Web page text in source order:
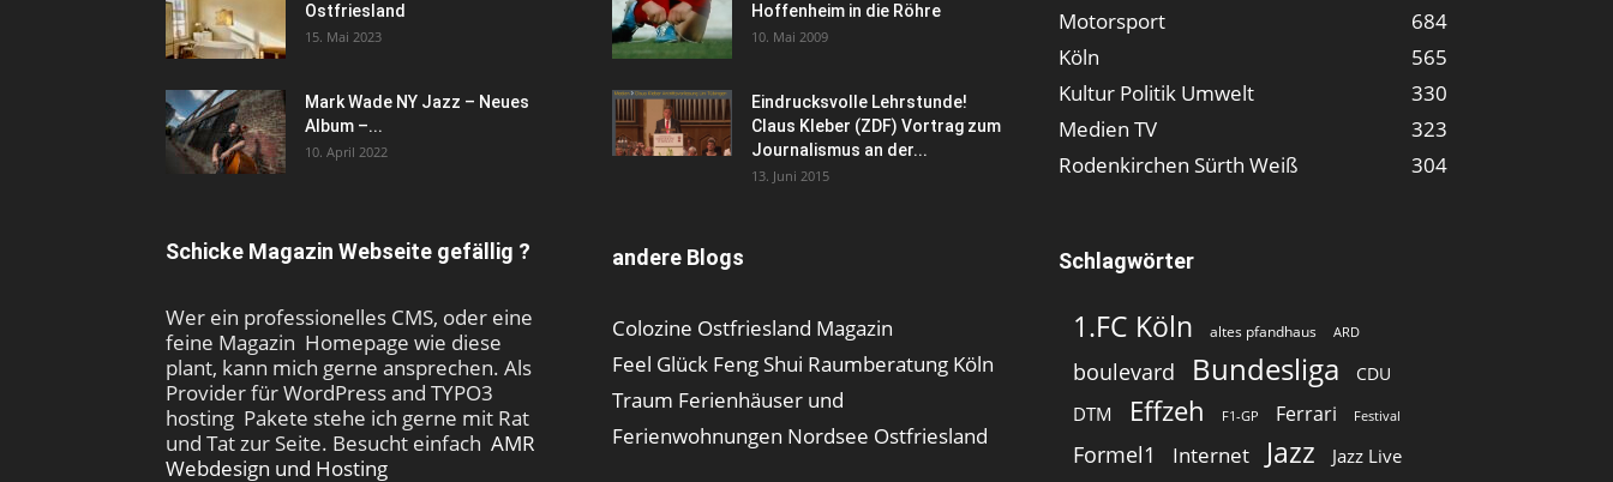
Ostfriesland
15. Mai 2023
Mark Wade NY Jazz – Neues
Album –...
10. April 2022
Schicke Magazin Webseite gefällig ?
Wer ein professionelles CMS, oder eine
feine Magazin Homepage wie diese
plant, kann mich gerne ansprechen. Als
Provider für WordPress and TYPO3
hosting Pakete stehe ich gerne mit Rat
und Tat zur Seite. Besucht einfach AMR
Webdesign und Hosting
Hoffenheim in die Röhre
10. Mai 2009
Eindrucksvolle Lehrstunde!
Claus Kleber (ZDF) Vortrag zum
Journalismus an der...
13. Juni 2015
andere Blogs
Colozine Ostfriesland Magazin
Feel Glück Feng Shui Raumberatung Köln
Traum Ferienhäuser und
Ferienwohnungen Nordsee Ostfriesland
Motorsport
684
Köln
565
Kultur Politik Umwelt
330
Medien TV
323
Rodenkirchen Sürth Weiß
304
Schlagwörter
1.FC Köln altes pfandhaus ARD
boulevard Bundesliga CDU
DTM Effzeh F1-GP Ferrari Festival
Formel1 Internet Jazz Jazz Live